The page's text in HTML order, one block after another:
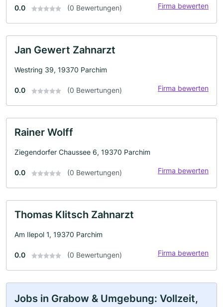
0.0 (0 Bewertungen) Firma bewerten
Jan Gewert Zahnarzt
Westring 39, 19370 Parchim
0.0 (0 Bewertungen) Firma bewerten
Rainer Wolff
Ziegendorfer Chaussee 6, 19370 Parchim
0.0 (0 Bewertungen) Firma bewerten
Thomas Klitsch Zahnarzt
Am Ilepol 1, 19370 Parchim
0.0 (0 Bewertungen) Firma bewerten
Jobs in Grabow & Umgebung: Vollzeit,